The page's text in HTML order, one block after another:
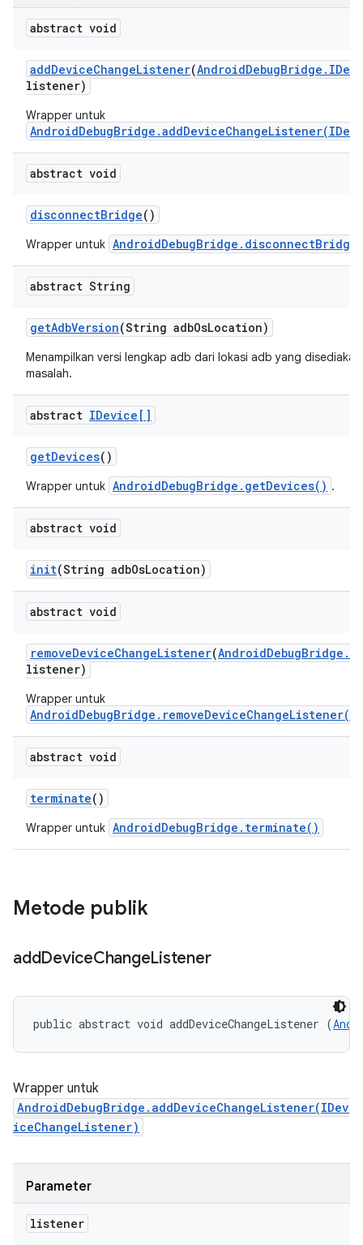
abstract void
addDeviceChangeListener(AndroidDebugBridge .
listener)
Wrapper untuk
abstract void
disconnectBridge()
Wrapper untuk
abstract String
getAdbVersion(String adbOsLocation)
Menampilkan versi lengkap adb dari lokasi adb yang
masalah.
abstract IDevice[]
getDevices()
Wrapper untuk AndroidDebugBridge.getDevices() .
abstract void
init(String adbOsLocation)
abstract void
removeDeviceChangeListener(AndroidDebugBridge .
listener)
Wrapper untuk
abstract void
terminate()
Wrapper untuk AndroidDebugBridge.terminate()
Metode publik
addDeviceChangeListener
public abstract void addDeviceChangeListener (
Wrapper untuk
AndroidDebugBridge.addDeviceChangeListener(IDev
iceChangeListener)
Parameter
listener